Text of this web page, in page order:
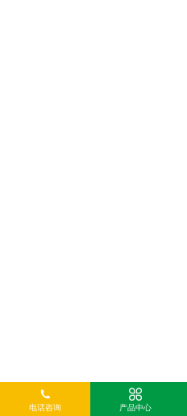
电话咨询 产品中心